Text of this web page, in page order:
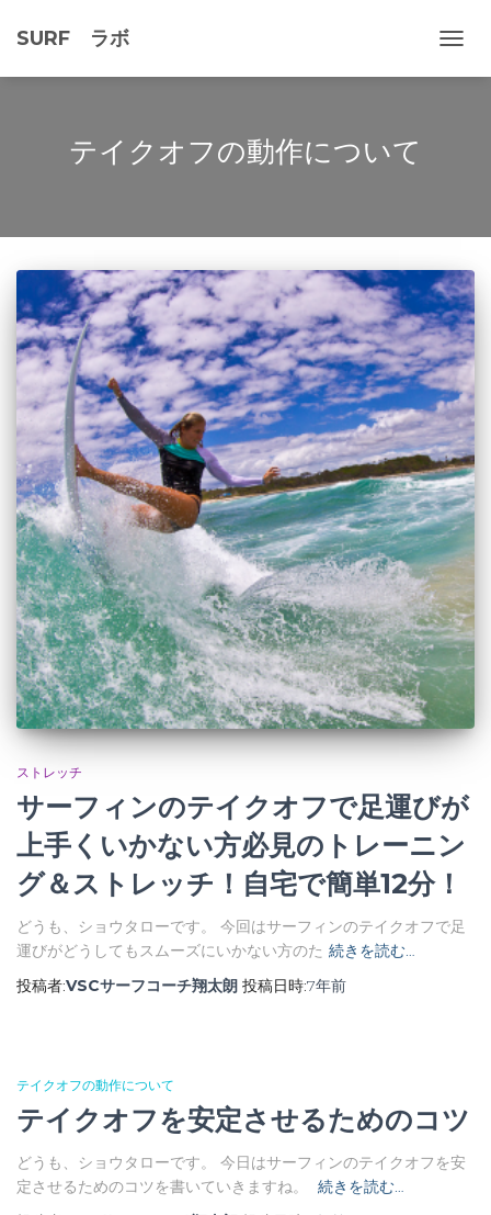
SURF ラボ
ビ
え
テイクオフの動作について
ストレッチ
サーフィンのテイクオフで足運びが
上手くいかない方必見のトレーニン
グ＆ストレッチ！自宅で簡単12分！
どうも、ショウタローです。 今回はサーフィンのテイクオフで足
運びがどうしてもスムーズにいかない方のた 続きを読む…
投稿者:VSCサーフコーチ翔太朗 投稿日時:7年前
テイクオフの動作について
テイクオフを安定させるためのコツ
どうも、ショウタローです。 今日はサーフィンのテイクオフを安
定させるためのコツを書いていきますね。
続きを読む…